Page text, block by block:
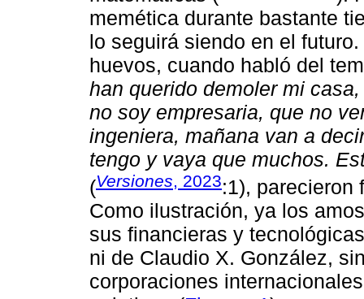
memética durante bastante
lo seguirá siendo en el
huevos, cuando habló del
han querido demoler mi
no soy empresaria, que no
ingeniera, mañana van a
tengo y vaya que muchos.
(Versiones, 2023:1), parecieron
Como ilustración, ya los
sus financieras y
ni de Claudio X. González,
corporaciones